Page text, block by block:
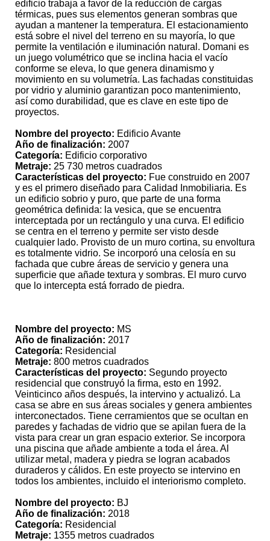
edificio trabaja a favor de la reducción de cargas
térmicas, pues sus elementos generan sombras que
ayudan a mantener la temperatura. El estacionamiento
está sobre el nivel del terreno en su mayoría, lo que
permite la ventilación e iluminación natural. Domani es
un juego volumétrico que se inclina hacia el vacío
conforme se eleva, lo que genera dinamismo y
movimiento en su volumetría. Las fachadas constituidas
por vidrio y aluminio garantizan poco mantenimiento,
así como durabilidad, que es clave en este tipo de
proyectos.
Nombre del proyecto: Edificio Avante
Año de finalización: 2007
Categoría: Edificio corporativo
Metraje: 25 730 metros cuadrados
Características del proyecto: Fue construido en 2007
y es el primero diseñado para Calidad Inmobiliaria. Es
un edificio sobrio y puro, que parte de una forma
geométrica definida: la vesica, que se encuentra
interceptada por un rectángulo y una curva. El edificio
se centra en el terreno y permite ser visto desde
cualquier lado. Provisto de un muro cortina, su envoltura
es totalmente vidrio. Se incorporó una celosía en su
fachada que cubre áreas de servicio y genera una
superficie que añade textura y sombras. El muro curvo
que lo intercepta está forrado de piedra.
Nombre del proyecto: MS
Año de finalización: 2017
Categoría: Residencial
Metraje: 800 metros cuadrados
Características del proyecto: Segundo proyecto
residencial que construyó la firma, esto en 1992.
Veinticinco años después, la intervino y actualizó. La
casa se abre en sus áreas sociales y genera ambientes
interconectados. Tiene cerramientos que se ocultan en
paredes y fachadas de vidrio que se apilan fuera de la
vista para crear un gran espacio exterior. Se incorpora
una piscina que añade ambiente a toda el área. Al
utilizar metal, madera y piedra se logran acabados
duraderos y cálidos. En este proyecto se intervino en
todos los ambientes, incluido el interiorismo completo.
Nombre del proyecto: BJ
Año de finalización: 2018
Categoría: Residencial
Metraje: 1355 metros cuadrados